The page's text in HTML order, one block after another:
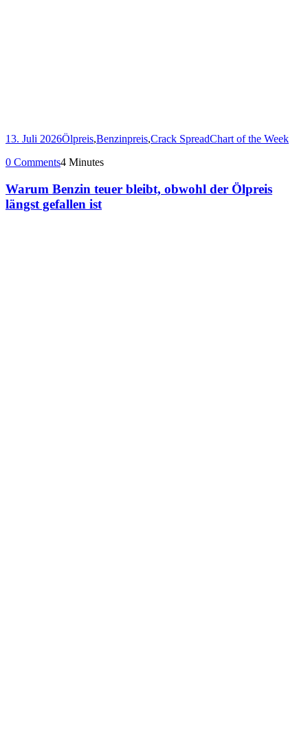
13. Juli 2026Ölpreis,Benzinpreis,Crack SpreadChart of the Week
0 Comments4 Minutes
Warum Benzin teuer bleibt, obwohl der Ölpreis
längst gefallen ist